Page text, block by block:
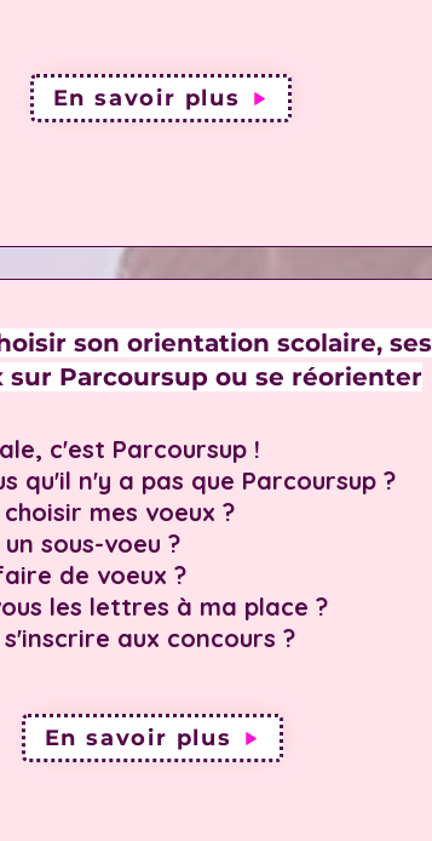
En savoir plus
son orientation scolaire, ses
sur Parcoursup ou se réorienter
c'est Parcoursup !
qu'il n'y a pas que Parcoursup ?
mes voeux ?
sous-voeu ?
de voeux ?
les lettres à ma place ?
aux concours ?
En savoir plus